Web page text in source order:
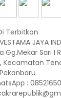
Terbitkan
JAYA
Sari I
Kecamatan
Pekanbaru
: